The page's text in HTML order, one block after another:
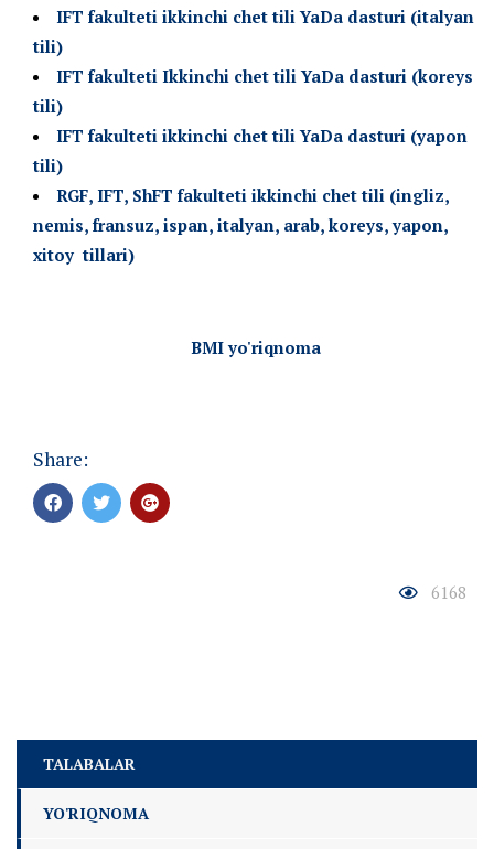
IFT fakulteti ikkinchi chet tili YaDa dasturi (italyan
tili)
IFT fakulteti Ikkinchi chet tili YaDa dasturi (koreys
tili)
IFT fakulteti ikkinchi chet tili YaDa dasturi (yapon
tili)
RGF, IFT, ShFT fakulteti ikkinchi chet tili (ingliz,
nemis, fransuz, ispan, italyan, arab, koreys, yapon,
xitoy tillari)
BMI yo'riqnoma
Share:
6168
TALABALAR
YO'RIQNOMA